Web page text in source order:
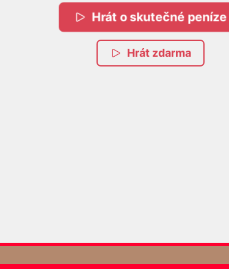
Hrát o skutečné peníze
Hrát zdarma